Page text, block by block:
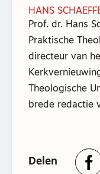
HANS
Prof. dr. Hans
Praktische
directeur van
Theologische
brede redactie
Delen